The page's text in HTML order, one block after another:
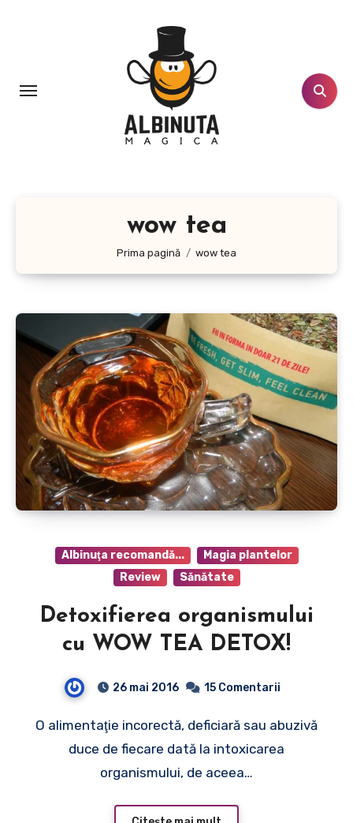
wow tea
Prima pagină wow tea
Albinuţa recomandă...
Magia plantelor
Review
Sănătate
Detoxifierea organismului
cu WOW TEA DETOX!
26 mai 2016 15 Comentarii
O alimentaţie incorectă, deficiară sau abuzivă
duce de fiecare dată la intoxicarea
organismului, de aceea…